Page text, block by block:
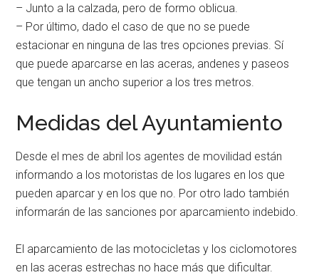
– Junto a la calzada, pero de formo oblicua.
– Por último, dado el caso de que no se puede
estacionar en ninguna de las tres opciones previas. Sí
que puede aparcarse en las aceras, andenes y paseos
que tengan un ancho superior a los tres metros.
Medidas del Ayuntamiento
Desde el mes de abril los agentes de movilidad están
informando a los motoristas de los lugares en los que
pueden aparcar y en los que no. Por otro lado también
informarán de las sanciones por aparcamiento indebido.
El aparcamiento de las motocicletas y los ciclomotores
en las aceras estrechas no hace más que dificultar.